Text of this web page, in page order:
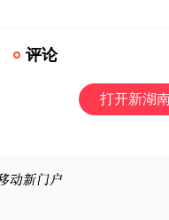
评论
打开新湖
等你来“评”！
礼”活动火热